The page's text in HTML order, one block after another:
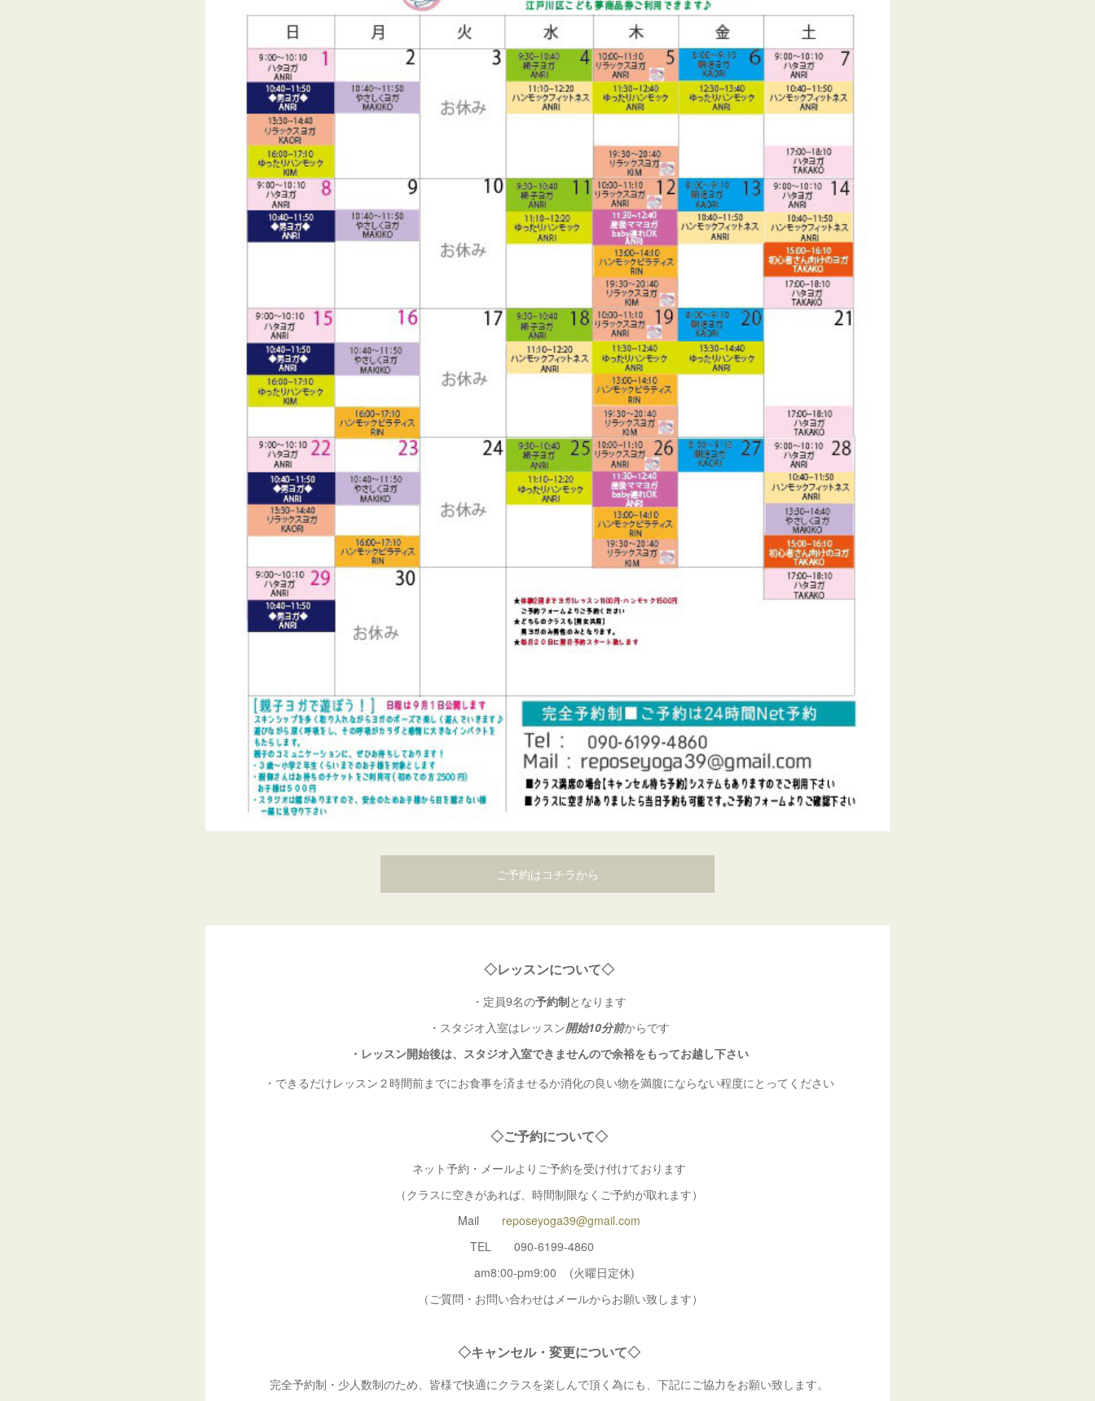
ご予約はコチラから
◇レッスンについて◇
・定員9名の予約制となります
・スタジオ入室はレッスン開始10分前からです
・レッスン開始後は、スタジオ入室できませんので余裕をもってお越し下さい
・できるだけレッスン２時間前までにお食事を済ませるか消化の良い物を満腹にならない程度にとってください
◇ご予約について◇
ネット予約・メールよりご予約を受け付けております
（クラスに空きがあれば、時間制限なくご予約が取れます）
Mail reposeyoga39@gmail.com
TEL 090-6199-4860
am8:00-pm9:00 (火曜日定休)
（ご質問・お問い合わせはメールからお願い致します）
◇キャンセル・変更について◇
完全予約制・少人数制のため、皆様で快適にクラスを楽しんで頂く為にも、下記にご協力をお願い致します。